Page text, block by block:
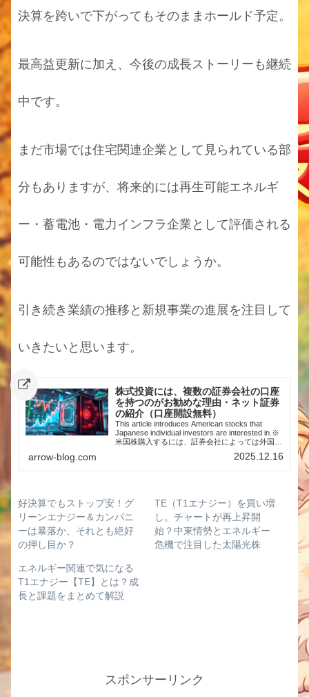
決算を跨いで下がってもそのままホールド予定。
最高益更新に加え、今後の成長ストーリーも継続
中です。
まだ市場では住宅関連企業として見られている部
分もありますが、将来的には再生可能エネルギ
ー・蓄電池・電力インフラ企業として評価される
可能性もあるのではないでしょうか。
引き続き業績の推移と新規事業の進展を注目して
いきたいと思います。
株式投資には、複数の証券会社の口座
を持つのがお勧めな理由・ネット証券
の紹介（口座開設無料）
This article introduces American stocks that
Japanese individual investors are interested in.※
米国株購入するには、証券会社によっては外国株
ください※株式投資を始めた時、すぐに複数の証
天経済圏利用のため、楽天証券ですが、楽天証券
にはない銘柄を他社にはあるのでその場合は他の
証券会社で購入し…
arrow-blog.com 2025.12.16
好決算でもストップ安！グ
リーンエナジー＆カンパニ
ーは暴落か、それとも絶好
の押し目か？
TE（T1エナジー）を買い増
し。チャートが再上昇開
始？中東情勢とエネルギー
危機で注目した太陽光株
エネルギー関連で気になる
T1エナジー【TE】とは？成
長と課題をまとめて解説
スポンサーリンク